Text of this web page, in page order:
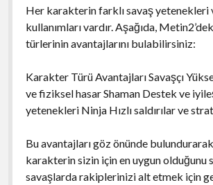
Her karakterin farklı savaş yetenekleri
kullanımları vardır. Aşağıda,
türlerinin avantajlarını bulabilirsiniz:
Karakter Türü Avantajları Savaşçı
ve fiziksel hasar Shaman Destek ve
yetenekleri Ninja Hızlı saldırılar ve
Bu avantajları göz önünde
karakterin sizin için en uygun olduğunu
savaşlarda rakiplerinizi alt etmek için